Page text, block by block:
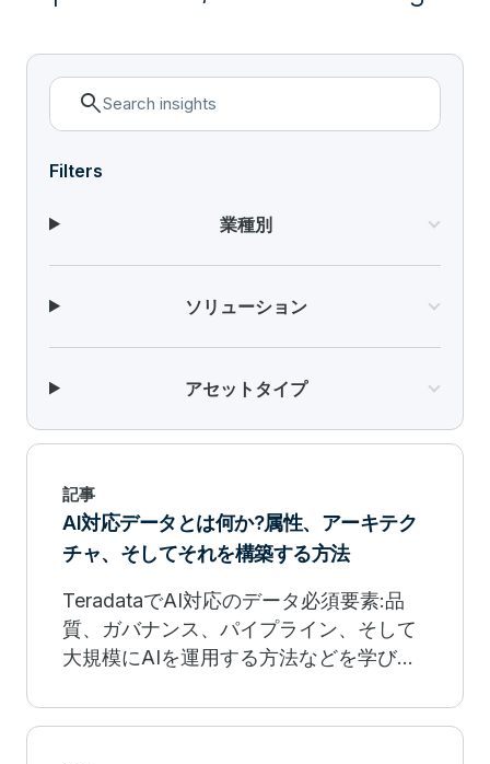
search
Filters
業種別
ソリューション
アセットタイプ
記事
AI対応データとは何か?属性、アーキテク
チャ、そしてそれを構築する方法
TeradataでAI対応のデータ必須要素:品
質、ガバナンス、パイプライン、そして
大規模にAIを運用する方法などを学びま